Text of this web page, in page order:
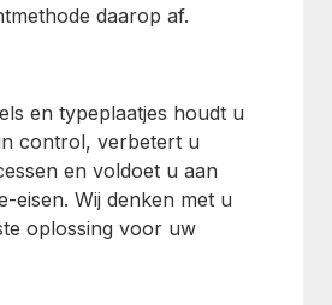
daarop af.
en typeplaatjes houdt u
control, verbetert u
en voldoet u aan
eisen. Wij denken met u
oplossing voor uw